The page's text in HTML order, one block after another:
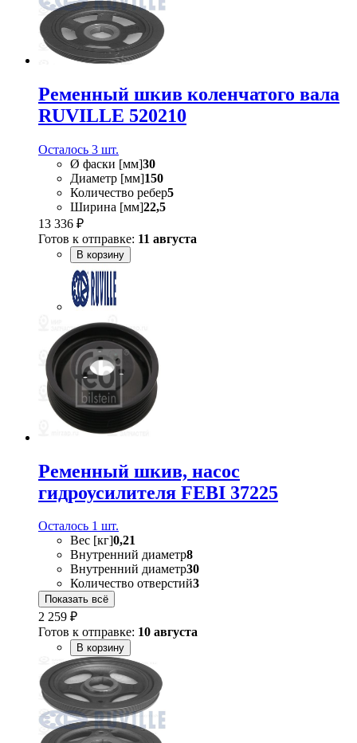
Ременный шкив коленчатого вала
RUVILLE 520210
Осталось 3 шт.
Ø фаски [мм]30
Диаметр [мм]150
Количество ребер5
Ширина [мм]22,5
13 336 ₽
Готов к отправке: 11 августа
В корзину
Ременный шкив, насос
гидроусилителя FEBI 37225
Осталось 1 шт.
Вес [кг]0,21
Внутренний диаметр8
Внутренний диаметр30
Количество отверстий3
Показать всё
2 259 ₽
Готов к отправке: 10 августа
В корзину